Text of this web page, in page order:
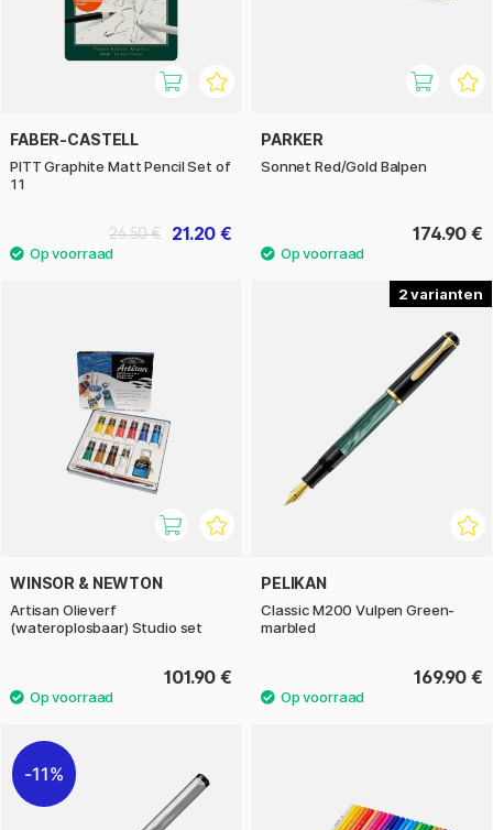
FABER-CASTELL
PITT Graphite Matt Pencil Set of
11
21.20 €
26.50 €
PARKER
Sonnet Red/Gold Balpen
174.90 €
WINSOR & NEWTON
Artisan Olieverf
(wateroplosbaar) Studio set
101.90 €
2
PELIKAN
Classic M200 Vulpen Green-
marbled
169.90 €
11%